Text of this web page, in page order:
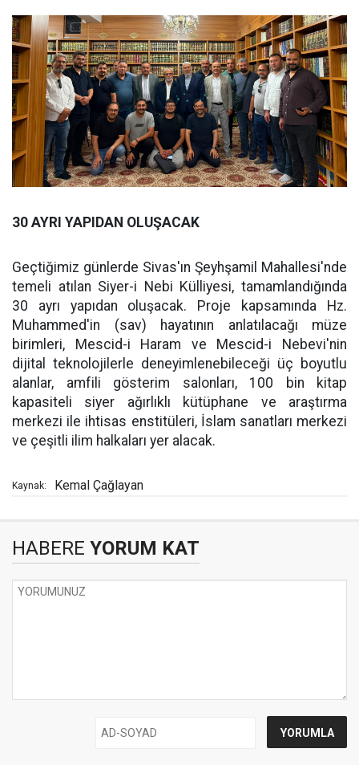
30 AYRI YAPIDAN OLUŞACAK
Geçtiğimiz günlerde Sivas'ın Şeyhşamil Mahallesi'nde
temeli atılan Siyer-i Nebi Külliyesi, tamamlandığında
30 ayrı yapıdan oluşacak. Proje kapsamında Hz.
Muhammed'in (sav) hayatının anlatılacağı müze
birimleri, Mescid-i Haram ve Mescid-i Nebevi'nin
dijital teknolojilerle deneyimlenebileceği üç boyutlu
alanlar, amfili gösterim salonları, 100 bin kitap
kapasiteli siyer ağırlıklı kütüphane ve araştırma
merkezi ile ihtisas enstitüleri, İslam sanatları merkezi
ve çeşitli ilim halkaları yer alacak.
Kaynak: Kemal Çağlayan
HABERE YORUM KAT